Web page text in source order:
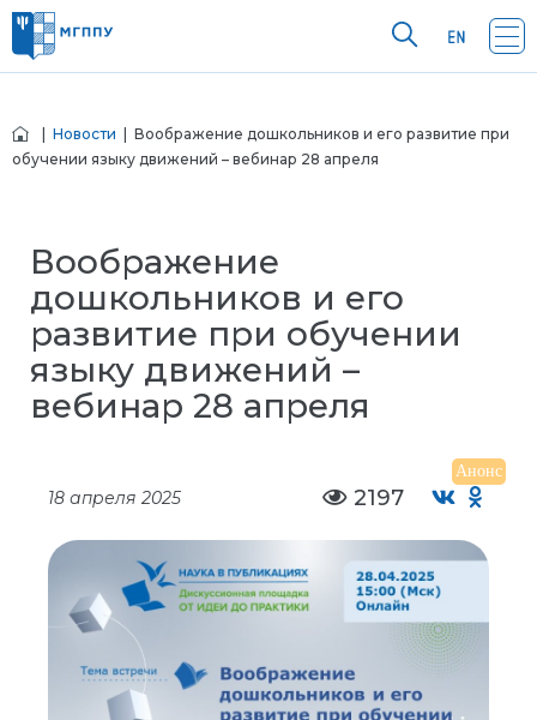
Новости | Воображение дошкольников и его развитие при
обучении языку движений – вебинар 28 апреля
Воображение
дошкольников и его
развитие при обучении
языку движений –
вебинар 28 апреля
Анонс
18 апреля 2025 2197